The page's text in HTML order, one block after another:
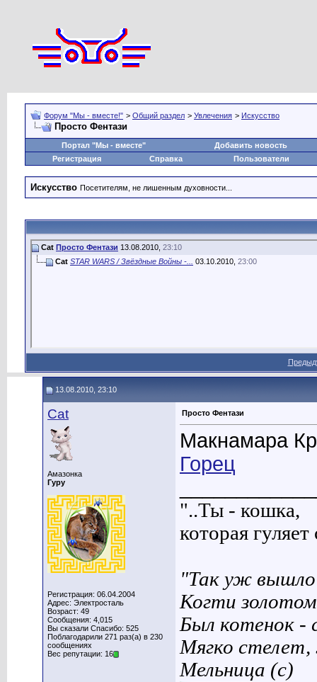
Форум "Мы - вместе!" > Общий раздел > Увлечения > Искусство
Просто Фентази
Портал "Мы - вместе"
Добавить новость
Регистрация
Справка Пользователи
Искусство Посетителям, не лишенным духовности...
Cat Просто Фентази 13.08.2010, 23:10
Cat STAR WARS / Звёздные Войны -... 03.10.2010, 23:00
13.08.2010, 23:10
Cat
Амазонка
Гуру
Регистрация: 06.04.2004
Адрес: Электросталь
Возраст: 49
Сообщения: 4,015
Вы сказали Спасибо: 525
Поблагодарили 271 раз(а) в 230
сообщениях
Вес репутации: 16
Просто Фентази
Макнамара
Горец
"..Ты - кошка,
которая
"Так уж вышло
Когти
Был котенок -
Мягко
Мельница (с)